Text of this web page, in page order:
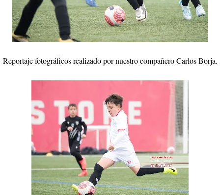
El Sevilla oficializa el traspaso de Sow
Reportaje fotográficos realizado por nuestro compañero Carlos Borja.